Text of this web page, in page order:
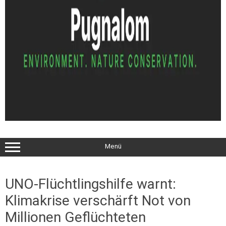
Menü
UNO-Flüchtlingshilfe warnt:
Klimakrise verschärft Not von
Millionen Geflüchteten